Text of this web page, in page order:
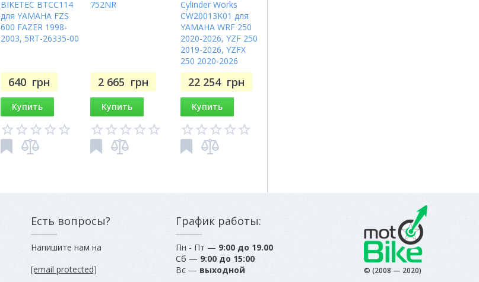
BIKETEC BTCC114
для YAMAHA FZS
600 FAZER 1998-
2003, 5RT-26335-00
640 грн
Купить
752NR
2 665 грн
Купить
Cylinder Works
CW20013K01 для
YAMAHA WRF 250
2020-2026, YZF 250
2019-2026, YZFX
250 2020-2026
22 254 грн
Купить
Есть вопросы?
Напишите нам на
[email protected]
График работы:
Пн - Пт — 9:00 до 19.00
Сб — 9:00 до 15:00
Вс — выходной © (2008 — 2020)